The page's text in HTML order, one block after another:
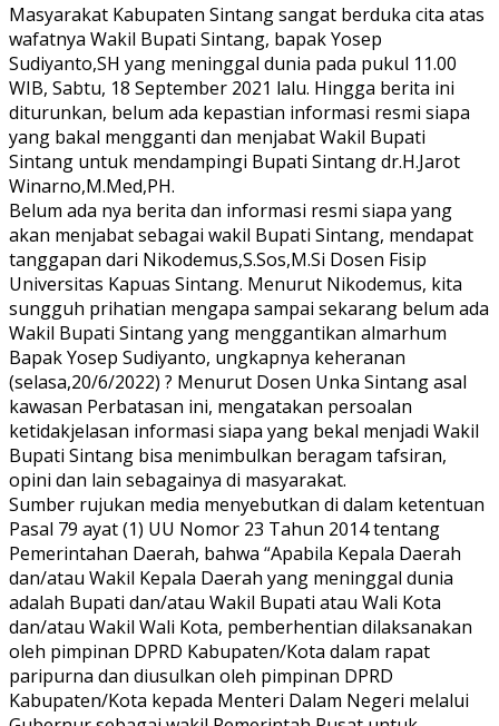
Masyarakat Kabupaten Sintang sangat berduka cita atas
wafatnya Wakil Bupati Sintang, bapak Yosep
Sudiyanto,SH yang meninggal dunia pada pukul 11.00
WIB, Sabtu, 18 September 2021 lalu. Hingga berita ini
diturunkan, belum ada kepastian informasi resmi siapa
yang bakal mengganti dan menjabat Wakil Bupati
Sintang untuk mendampingi Bupati Sintang dr.H.Jarot
Winarno,M.Med,PH.
Belum ada nya berita dan informasi resmi siapa yang
akan menjabat sebagai wakil Bupati Sintang, mendapat
tanggapan dari Nikodemus,S.Sos,M.Si Dosen Fisip
Universitas Kapuas Sintang. Menurut Nikodemus, kita
sungguh prihatian mengapa sampai sekarang belum ada
Wakil Bupati Sintang yang menggantikan almarhum
Bapak Yosep Sudiyanto, ungkapnya keheranan
(selasa,20/6/2022) ? Menurut Dosen Unka Sintang asal
kawasan Perbatasan ini, mengatakan persoalan
ketidakjelasan informasi siapa yang bekal menjadi Wakil
Bupati Sintang bisa menimbulkan beragam tafsiran,
opini dan lain sebagainya di masyarakat.
Sumber rujukan media menyebutkan di dalam ketentuan
Pasal 79 ayat (1) UU Nomor 23 Tahun 2014 tentang
Pemerintahan Daerah, bahwa “Apabila Kepala Daerah
dan/atau Wakil Kepala Daerah yang meninggal dunia
adalah Bupati dan/atau Wakil Bupati atau Wali Kota
dan/atau Wakil Wali Kota, pemberhentian dilaksanakan
oleh pimpinan DPRD Kabupaten/Kota dalam rapat
paripurna dan diusulkan oleh pimpinan DPRD
Kabupaten/Kota kepada Menteri Dalam Negeri melalui